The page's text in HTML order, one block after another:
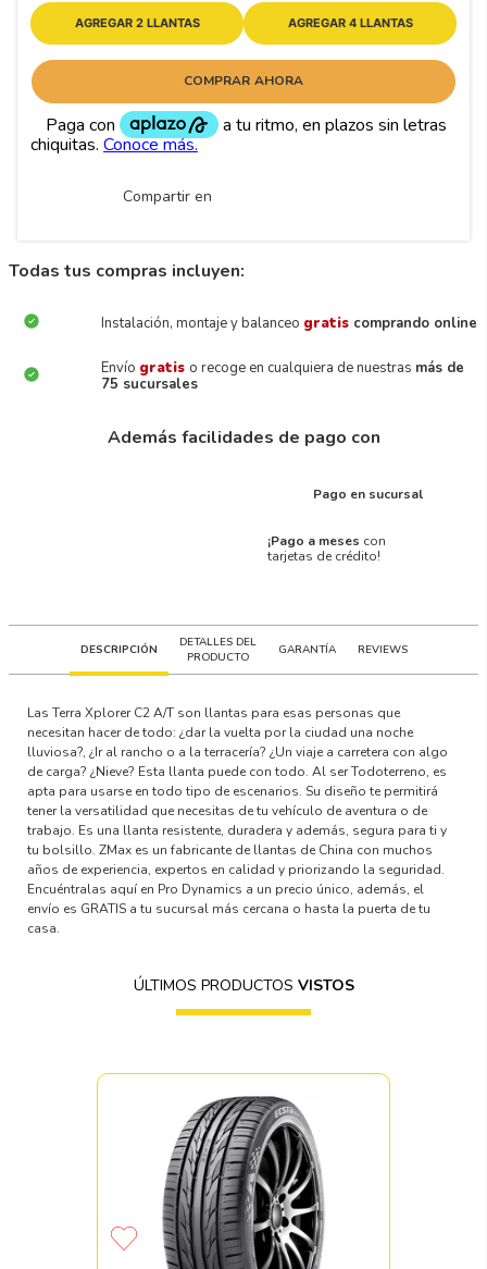
AGREGAR 2 LLANTAS AGREGAR 4 LLANTAS
COMPRAR AHORA
Compartir en
Todas tus compras incluyen:
Instalación, montaje y balanceo gratis comprando online
Envío gratis o recoge en cualquiera de nuestras más de
75 sucursales
Además facilidades de pago con
Pago en sucursal
¡Pago a meses con
tarjetas de crédito!
DESCRIPCIÓN
DETALLES DEL
PRODUCTO
GARANTÍA REVIEWS
Las Terra Xplorer C2 A/T son llantas para esas personas que
necesitan hacer de todo: ¿dar la vuelta por la ciudad una noche
lluviosa?, ¿Ir al rancho o a la terracería? ¿Un viaje a carretera con algo
de carga? ¿Nieve? Esta llanta puede con todo. Al ser Todoterreno, es
apta para usarse en todo tipo de escenarios. Su diseño te permitirá
tener la versatilidad que necesitas de tu vehículo de aventura o de
trabajo. Es una llanta resistente, duradera y además, segura para ti y
tu bolsillo. ZMax es un fabricante de llantas de China con muchos
años de experiencia, expertos en calidad y priorizando la seguridad.
Encuéntralas aquí en Pro Dynamics a un precio único, además, el
envío es GRATIS a tu sucursal más cercana o hasta la puerta de tu
casa.
ÚLTIMOS PRODUCTOS VISTOS